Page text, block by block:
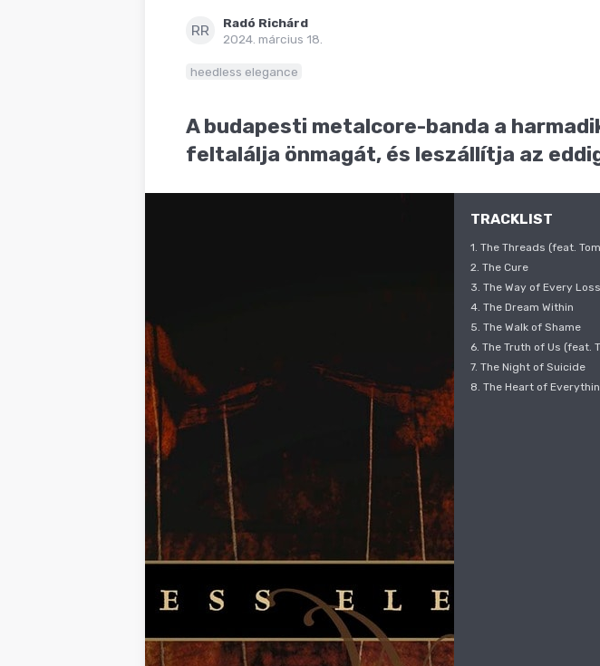
RR
Radó Richárd
2024. március 18.
heedless elegance
A budapesti metalcore-banda a
feltalálja önmagát, és leszállítja az
TRACKLIST
1. The Threads (feat.
2. The Cure
3. The Way of Every
4. The Dream Within
5. The Walk of Shame
6. The Truth of Us (feat.
7. The Night of Suicide
8. The Heart of